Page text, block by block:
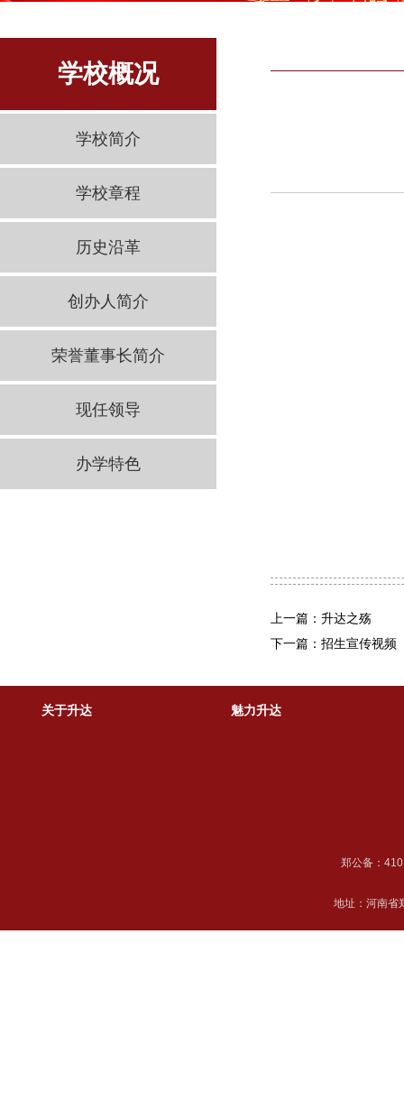
学校概况
学校简介
学校章程
历史沿革
创办人简介
荣誉董事长简介
现任领导
办学特色
上一篇：升达之殇
下一篇：招生宣传视频
关于升达 魅力升达
郑公备：
地址：河南省